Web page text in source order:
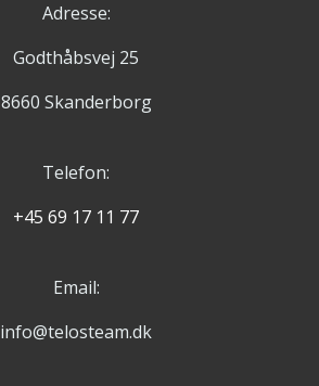
Adresse:
Godthåbsvej 25
8660 Skanderborg
Telefon:
+45 69 17 11 77
Email:
info@telosteam.dk